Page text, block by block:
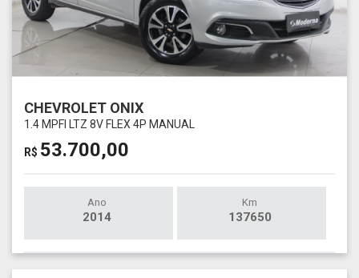
CHEVROLET ONIX
1.4 MPFI LTZ 8V FLEX 4P MANUAL
R$ 53.700,00
Ano
2014
Km
137650